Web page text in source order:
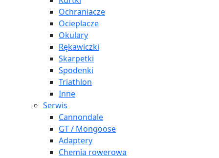
Ochraniacze
Ocieplacze
Okulary
Rękawiczki
Skarpetki
Spodenki
Triathlon
Inne
Serwis
Cannondale
GT / Mongoose
Adaptery
Chemia rowerowa